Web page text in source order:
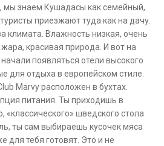
мы знаем Кушадасы как семейный,
приезжают туда как на дачу.
климата. Влажность низкая, очень
красивая природа. И вот на
появляться отели высокого
для отдыха в европейском стиле.
Marvy расположен в бухтах.
питания. Ты приходишь в
«классического» шведского стола
ты сам выбираешь кусочек мяса
для тебя готовят. Это и не